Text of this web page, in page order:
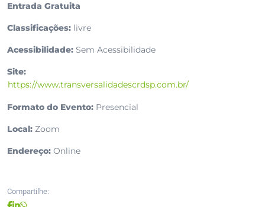
Entrada Gratuita
Classificações: livre
Acessibilidade: Sem Acessibilidade
Site:
https://www.transversalidadescrdsp.com.br/
Formato do Evento: Presencial
Local: Zoom
Endereço: Online
Compartilhe: